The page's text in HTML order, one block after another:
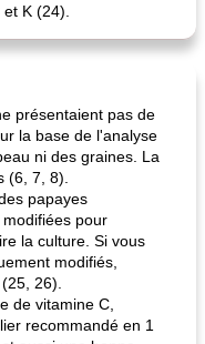
K (24).
présentaient pas de
la base de l'analyse
ni des graines. La
(6, 7, 8).
papayes
pour
la culture. Si vous
modifiés,
26).
de vitamine C,
recommandé en 1